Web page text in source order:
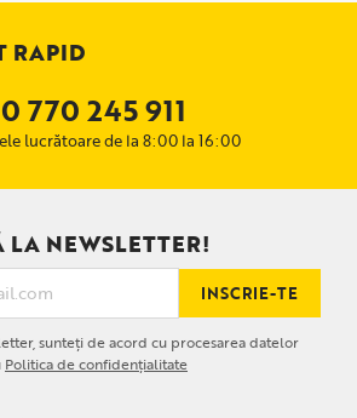
RAPID
770 245 911
lucrătoare de la 8:00 la 16:00
NEWSLETTER!
INSCRIE-TE
sunteți de acord cu procesarea datelor
Politica de confidențialitate